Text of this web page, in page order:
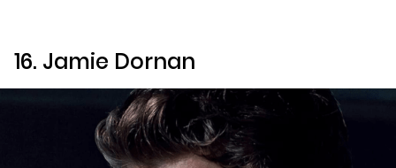
16. Jamie Dornan